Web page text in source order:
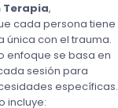
Terapia,
cada persona tiene
única con el trauma.
enfoque se basa en
sesión para
específicas.
incluye: